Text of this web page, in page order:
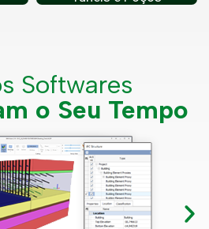
Softwares
o Seu Tempo